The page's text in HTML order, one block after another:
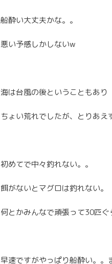
船酔い大丈夫かな。。
悪い予感しかしないw
海は台風の後ということもあり
ちょい荒れでしたが、とりあえ
初めてで中々釣れない。。
餌がないとマグロは釣れない。
何とかみんなで頑張って30匹ぐ
早速ですがやっぱり船酔い。